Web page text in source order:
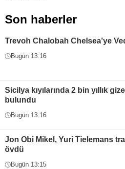
Son haberler
Trevoh Chalobah Chelsea'ye
Bugün 13:16
Sicilya kıyılarında 2 bin yıllık
bulundu
Bugün 13:16
Jon Obi Mikel, Yuri Tielemans
övdü
Bugün 13:15